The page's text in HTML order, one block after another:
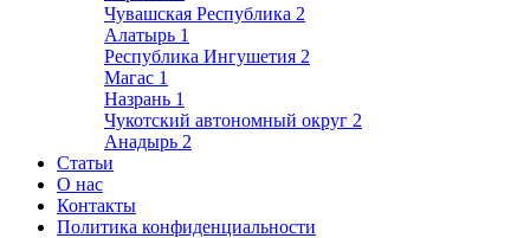
Чувашская Республика 2
Алатырь 1
Республика Ингушетия 2
Магас 1
Назрань 1
Чукотский автономный округ 2
Анадырь 2
Статьи
О нас
Контакты
Политика конфиденциальности